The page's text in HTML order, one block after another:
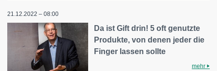
21.12.2022 – 08:00
Da ist Gift drin! 5 oft genutzte
Produkte, von denen jeder die
Finger lassen sollte
mehr